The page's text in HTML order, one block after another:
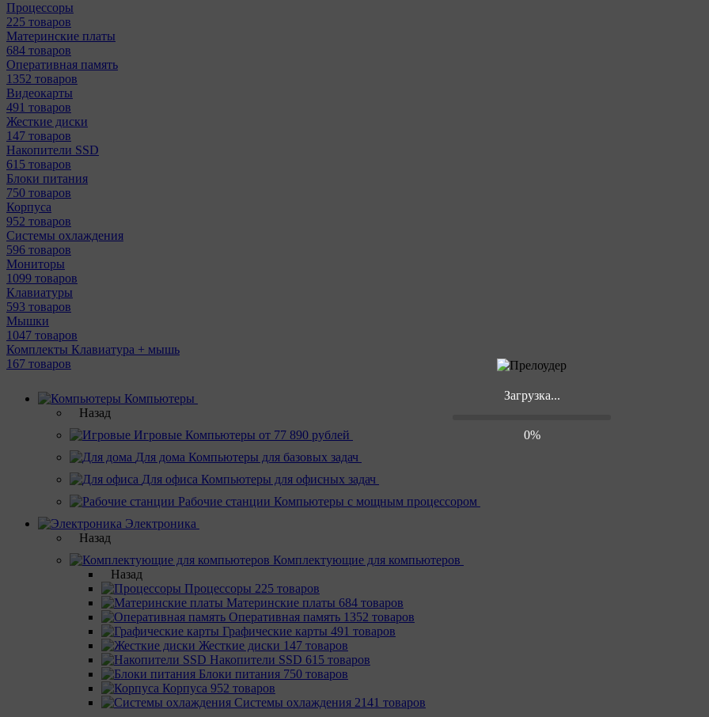
Загрузка...
0%
Процессоры
225 товаров
Материнcкие платы
684 товаров
Оперативная память
1352 товаров
Видеокарты
491 товаров
Жесткие диски
147 товаров
Накопители SSD
615 товаров
Блоки питания
750 товаров
Корпуса
952 товаров
Системы охлаждения
596 товаров
Мониторы
1099 товаров
Клавиатуры
593 товаров
Мышки
1047 товаров
Комплекты Клавиатура + мышь
167 товаров
Компьютеры
Назад
Игровые Компьютеры от 77 890 рублей
Для дома Компьютеры для базовых задач
Для офиса Компьютеры для офисных задач
Рабочие станции Компьютеры с мощным процессором
Электроника
Назад
Комплектующие для компьютеров
Назад
Процессоры 225 товаров
Материнcкие платы 684 товаров
Оперативная память 1352 товаров
Графические карты 491 товаров
Жесткие диски 147 товаров
Накопители SSD 615 товаров
Блоки питания 750 товаров
Корпуса 952 товаров
Системы охлаждения 2141 товаров